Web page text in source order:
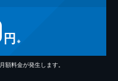
円 ※
料金が発生します。